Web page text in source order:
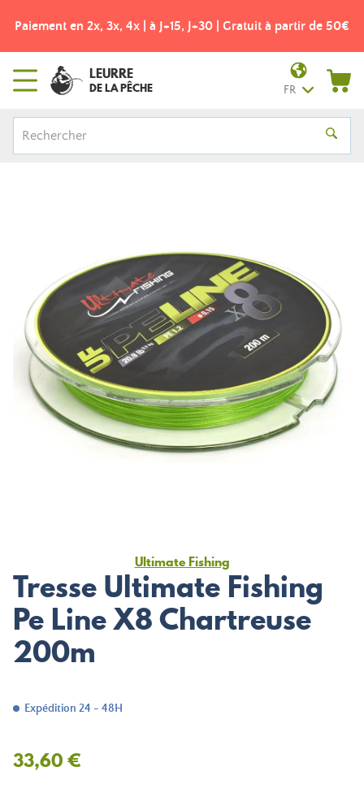
Paiement en 2x, 3x, 4x | à J+15, J+30 | Gratuit à partir de 50€
LEURRE
DE LA PÊCHE FR
Ultimate Fishing
Tresse Ultimate Fishing
Pe Line X8 Chartreuse
200m
Expédition 24 - 48H
33,60 €